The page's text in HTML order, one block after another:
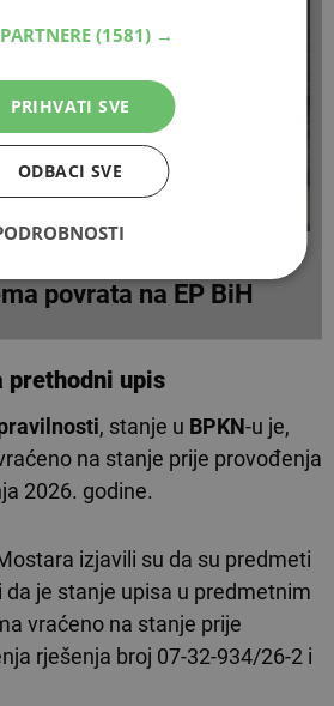
posjeda JP HZ HB i
povrata na EP BiH
prethodni upis
, stanje u BPKN-u je,
na stanje prije provođenja
2026. godine.
izjavili su da su predmeti
da je stanje upisa u predmetnim
vraćeno na stanje prije
rješenja broj 07-32-934/26-2 i
(1581) →
PRIHVATI SVE
ODBACI SVE